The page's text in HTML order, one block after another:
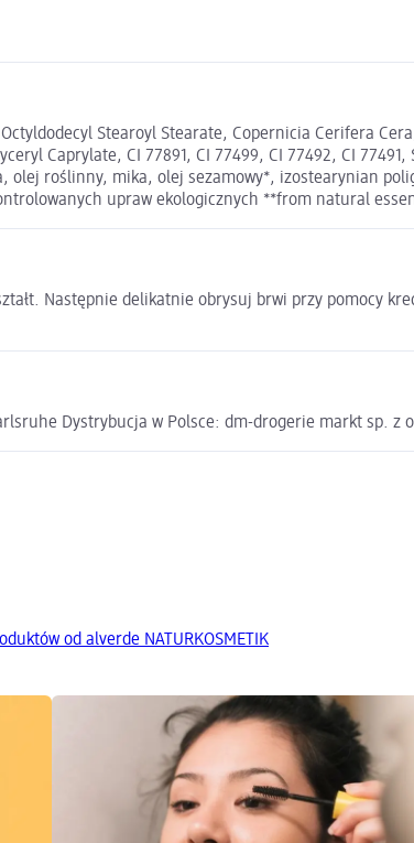
Stearoyl Stearate, Copernicia Cerifera
Caprylate, CI 77891, CI 77499, CI 77492, CI
olej roślinny, mika, olej sezamowy*, izostearynian
upraw ekologicznych **from natural
Następnie delikatnie obrysuj brwi przy pomocy
Dystrybucja w Polsce: dm-drogerie markt sp. z
od alverde NATURKOSMETIK